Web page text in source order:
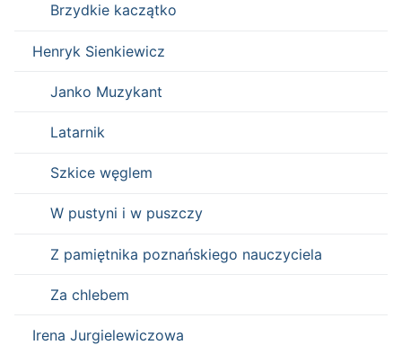
Brzydkie kaczątko
Henryk Sienkiewicz
Janko Muzykant
Latarnik
Szkice węglem
W pustyni i w puszczy
Z pamiętnika poznańskiego nauczyciela
Za chlebem
Irena Jurgielewiczowa